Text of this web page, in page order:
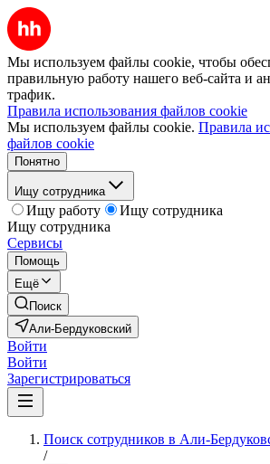
Мы используем файлы cookie, чтобы
правильную работу нашего веб-сайта и
трафик.
Правила использования файлов cookie
Мы используем файлы cookie. Правила
файлов cookie
Понятно
Ищу сотрудника
Ищу работу
Ищу сотрудника
Ищу сотрудника
Сервисы
Помощь
Ещё
Поиск
Али-Бердуковский
Войти
Войти
Зарегистрироваться
Поиск сотрудников в Али-
/